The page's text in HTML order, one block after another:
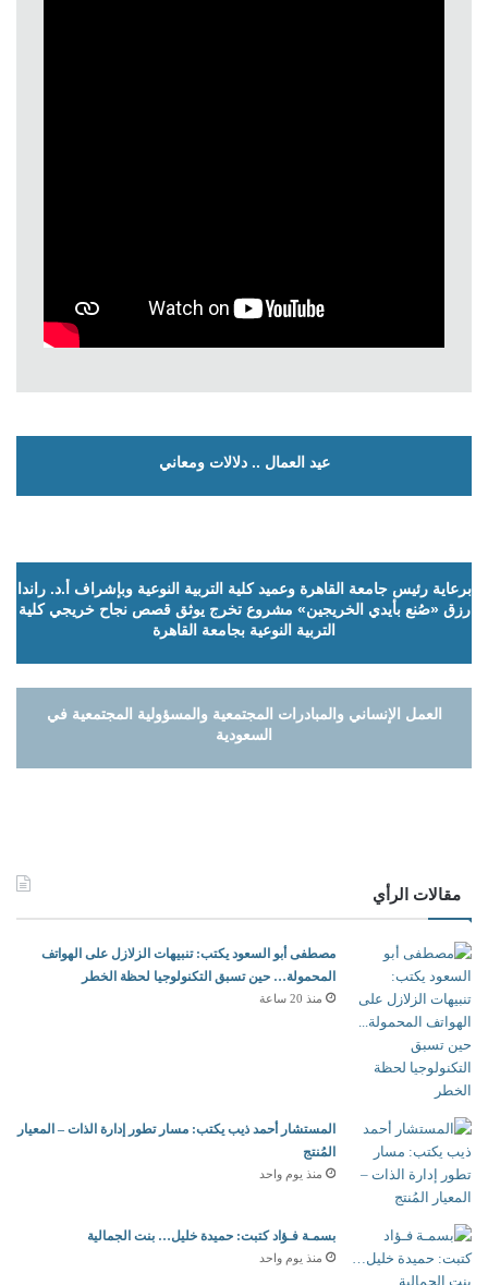
عيد العمال .. دلالات ومعاني
برعاية رئيس جامعة القاهرة وعميد كلية التربية النوعية وبإشراف أ.د. راندا
رزق «صُنع بأيدي الخريجين» مشروع تخرج يوثق قصص نجاح خريجي كلية
التربية النوعية بجامعة القاهرة
العمل الإنساني والمبادرات المجتمعية والمسؤولية المجتمعية في
السعودية
مقالات الرأي
مصطفى أبو السعود يكتب: تنبيهات الزلازل على الهواتف
المحمولة… حين تسبق التكنولوجيا لحظة الخطر
منذ 20 ساعة
المستشار أحمد ذيب يكتب: مسار تطور إدارة الذات – المعيار
المُنتج
منذ يوم واحد
بسمـة فـؤاد كتبت: حميدة خليل… بنت الجمالية
منذ يوم واحد